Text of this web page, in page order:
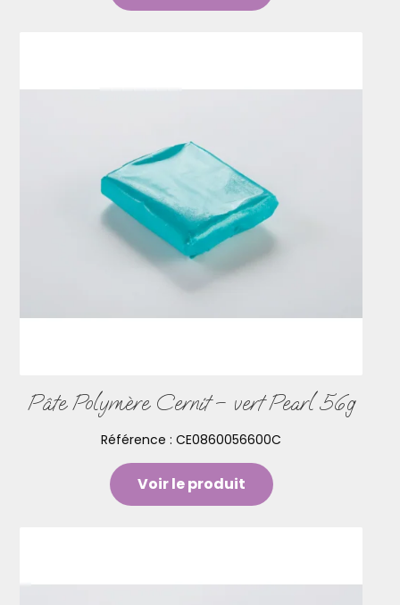
Pâte Polymère Cernit – vert Pearl 56g
Référence : CE0860056600C
Voir le produit